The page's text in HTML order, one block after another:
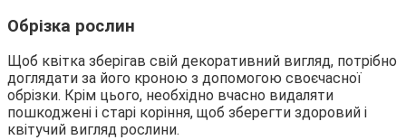
Обрізка рослин
Щоб квітка зберігав свій декоративний вигляд, потрібно
доглядати за його кроною з допомогою своєчасної
обрізки. Крім цього, необхідно вчасно видаляти
пошкоджені і старі коріння, щоб зберегти здоровий і
квітучий вигляд рослини.